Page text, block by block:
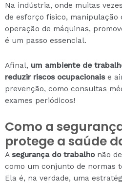
Na indústria, onde muitas
de esforço físico, manipulação
operação de máquinas,
é um passo essencial.
Afinal, um ambiente de
reduzir riscos ocupacionaise
prevenção, como consultas
exames periódicos!
Como a
protege a saúde
A segurança do trabalhonão
como um conjunto de normas
Ela é, na verdade, uma